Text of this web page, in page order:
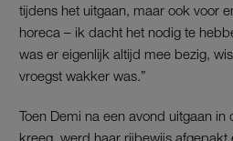
tijdens het uitgaan, maar ook voor
horeca – ik dacht het nodig te
was er eigenlijk altijd mee bezig,
vroegst wakker was.”
Toen Demi na een avond uitgaan
kreeg, werd haar rijbewijs afgepakt